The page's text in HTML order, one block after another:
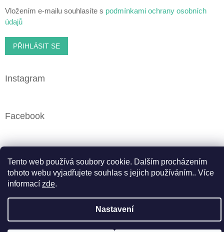
Tento web používá soubory cookie. Dalším procházením
tohoto webu vyjadřujete souhlas s jejich používáním.. Více
informací zde.
Nastavení
Vložením e-mailu souhlasíte s podmínkami ochrany osobních
údajů
PŘIHLÁSIT SE
Instagram
Facebook
Vytvořil Shoptet
Copyright 2026
Upravit nastavení cookies